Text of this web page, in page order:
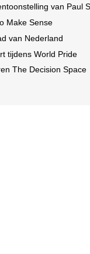
van Paul
Make Sense
van Nederland
tijdens World Pride
The Decision Space